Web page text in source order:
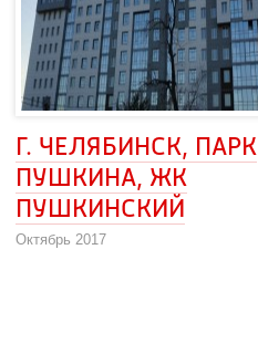
Г. ЧЕЛЯБИНСК, ПАРК
ПУШКИНА, ЖК
ПУШКИНСКИЙ
Октябрь 2017